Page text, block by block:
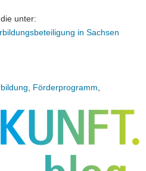
unter:
in Sachsen
, Förderprogramm,